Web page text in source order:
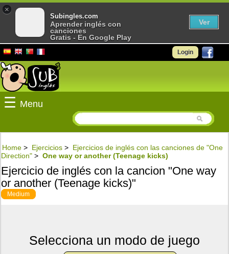
Login
☰ Menu
Home > Ejercicios > Ejercicios de inglés con las canciones de "One
Direction" > One way or another (Teenage kicks)
Ejercicio de inglés con la cancion "One way
or another (Teenage kicks)"
Medium
Selecciona un modo de juego
×
Subingles.com
Aprender inglés con
canciones
Gratis - En Google Play
Ver